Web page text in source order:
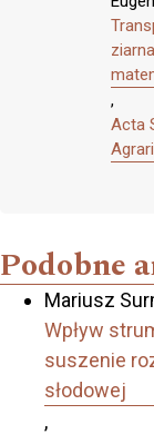
,
Acta
Podobne
Mariusz
Wpływ
suszenie
słodowej
,